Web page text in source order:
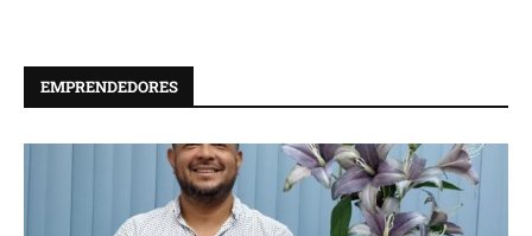
EMPRENDEDORES